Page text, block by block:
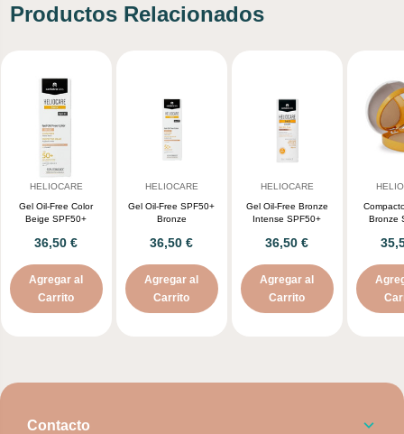
Productos Relacionados
HELIOCARE
Gel Oil-Free Color
Beige SPF50+
36,50 €
Agregar al
Carrito
HELIOCARE
Gel Oil-Free SPF50+
Bronze
36,50 €
Agregar al
Carrito
HELIOCARE
Gel Oil-Free Bronze
Intense SPF50+
36,50 €
Agregar al
Carrito
Bronze
Contacto